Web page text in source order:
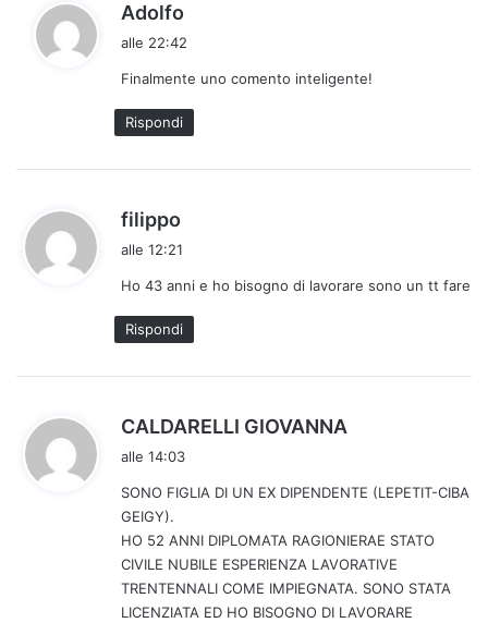
Adolfo
a
e
t
t
alle 22:42
Finalmente uno comento inteligente!
Rispondi
filippo
a
e
t
t
alle 12:21
Ho 43 anni e ho bisogno di lavorare sono un tt fare
Rispondi
CALDARELLI GIOVANNA
e
t
o
:
alle 14:03
SONO FIGLIA DI UN EX DIPENDENTE (LEPETIT-CIBA
GEIGY).
HO 52 ANNI DIPLOMATA RAGIONIERAE STATO
CIVILE NUBILE ESPERIENZA LAVORATIVE
TRENTENNALI COME IMPIEGNATA. SONO STATA
LICENZIATA ED HO BISOGNO DI LAVORARE